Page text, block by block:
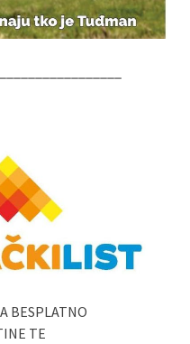
BESPLATNO
TE